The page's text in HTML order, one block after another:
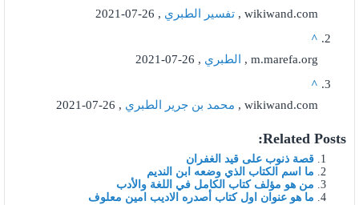
wikiwand.com ,
تفسير الطبري , 26-07-2021
^
m.marefa.org ,
الطبري , 26-07-2021
^
wikiwand.com ,
محمد بن جرير الطبري , 26-07-2021
Related Posts:
قصة ذنوب على قيد الغفران
ما اسم الكتاب الذي وضعه ابن النديم
من هو مؤلف كتاب الكامل في اللغة والأدب
ما هو عنوان اول كتاب أصدره الاديب امين معلوف